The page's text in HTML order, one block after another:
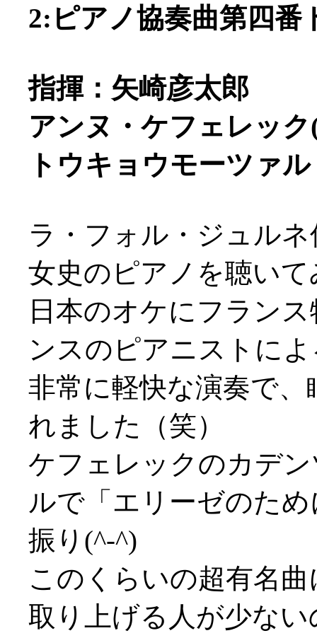
2:ピアノ協奏曲第四番
指揮：矢崎彦太郎
アンヌ・ケフェレック
トウキョウモーツァ
ラ・フォル・ジュル
女史のピアノを聴い
日本のオケにフラン
ンスのピアニストに
非常に軽快な演奏で
れました（笑）
ケフェレックのカデ
ルで「エリーゼのた
振り(^-^)
このくらいの超有名
取り上げる人が少な